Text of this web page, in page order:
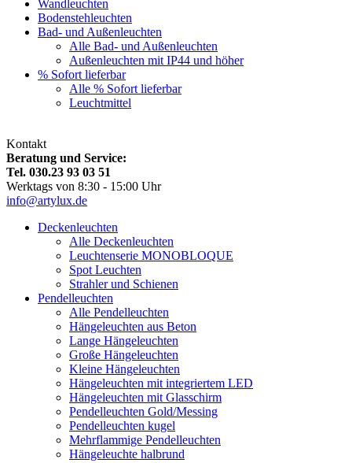
Wandleuchten
Bodenstehleuchten
Bad- und Außenleuchten
Alle Bad- und Außenleuchten
Außenleuchten mit IP44 und höher
% Sofort lieferbar
Alle % Sofort lieferbar
Leuchtmittel
Kontakt
Beratung und Service:
Tel. 030.23 93 03 51
Werktags von 8:30 - 15:00 Uhr
info@artylux.de
Deckenleuchten
Alle Deckenleuchten
Leuchtenserie MONOBLOQUE
Spot Leuchten
Strahler und Schienen
Pendelleuchten
Alle Pendelleuchten
Hängeleuchten aus Beton
Lange Hängeleuchten
Große Hängeleuchten
Kleine Hängeleuchten
Hängeleuchten mit integriertem LED
Hängeleuchten mit Glasschirm
Pendelleuchten Gold/Messing
Pendelleuchten kugel
Mehrflammige Pendelleuchten
Hängeleuchte halbrund